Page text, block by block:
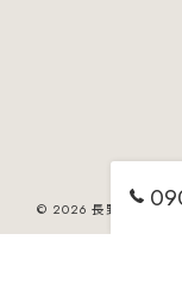
© 2026 長野県村井の